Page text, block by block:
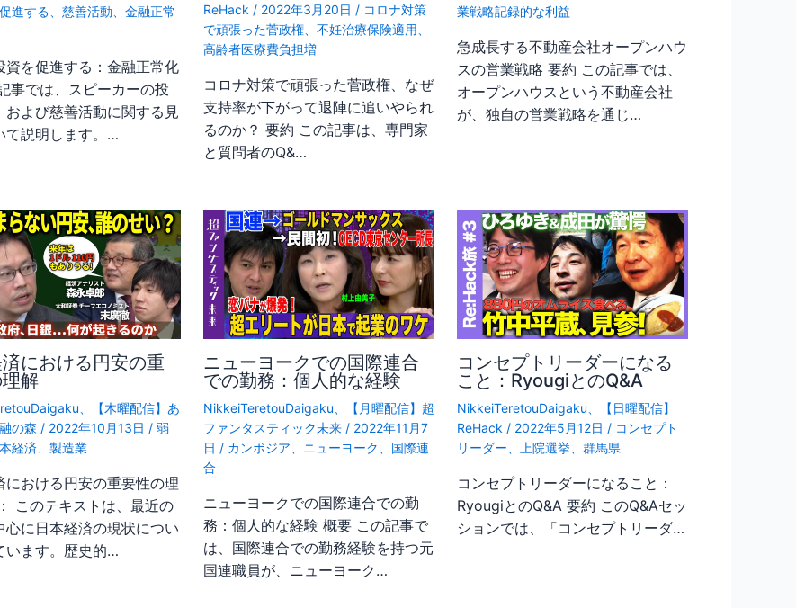
進する 、慈善活動 、金融正常
資を促進する：金融正常化
事では、スピーカーの投
および慈善活動に関する見
て説明します。…
ReHack / 2022年3月20日 / コロナ対策
で頑張った菅政権、 不妊治療保険適用
高齢者医療費負担増
コロナ対策で頑張った菅政権、なぜ
支持率が下がって退陣に追いやられ
るのか？ 要約 この記事は、専門家
と質問者のQ&…
業戦略記録的な利益
急成長する不動産会社オープンハウ
スの営業戦略 要約 この記事では、
オープンハウスという不動産会社
が、独自の営業戦略を通じ…
における円安の重
解
【木曜配信】あ
の森 / 2022年10月13日 /弱
経済 、製造業
における円安の重要性の理
このテキストは、最近の
心に日本経済の現状につい
います。歴史的…
ニューヨークでの国際連合
での勤務：個人的な経験
NikkeiTeretouDaigaku
【月曜配信】超
ファンタスティック未来/ 2022年11月7
日 / カンボジア ニューヨーク
国際連
合
ニューヨークでの国際連合での勤
務：個人的な経験 概要 この記事で
は、国際連合での勤務経験を持つ元
国連職員が、ニューヨーク…
コンセプトリーダーになる
こと：RyougiとのQ&A
NikkeiTeretouDaigaku
【日曜配信】
ReHack / 2022年5月12日 / コンセプト
リーダー
上院選挙 群馬県
コンセプトリーダーになること：
RyougiとのQ&A 要約 このQ&Aセッ
ションでは、「コンセプトリーダ…